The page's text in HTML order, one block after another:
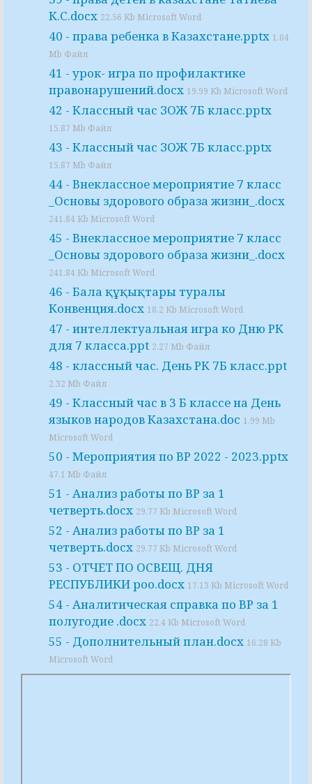
К.С.docx 22.56 Kb Microsoft Word
40 - права ребенка в Казахстане.pptx 1.04
Mb Файл
41 - урок- игра по профилактике
правонарушений.docx 19.99 Kb Microsoft Word
42 - Классный час ЗОЖ 7Б класс.pptx
15.87 Mb Файл
43 - Классный час ЗОЖ 7Б класс.pptx
15.87 Mb Файл
44 - Внеклассное мероприятие 7 класс
_Основы здорового образа жизни_.docx
241.84 Kb Microsoft Word
45 - Внеклассное мероприятие 7 класс
_Основы здорового образа жизни_.docx
241.84 Kb Microsoft Word
46 - Бала құқықтары туралы
Конвенция.docx 18.2 Kb Microsoft Word
47 - интеллектуальная игра ко Дню РК
для 7 класса.ppt 2.27 Mb Файл
48 - классный час. День РК 7Б класс.ppt
2.32 Mb Файл
49 - Классный час в 3 Б классе на День
языков народов Казахстана.doc 1.99 Mb
Microsoft Word
50 - Мероприятия по ВР 2022 - 2023.pptx
47.1 Mb Файл
51 - Анализ работы по ВР за 1
четверть.docx 29.77 Kb Microsoft Word
52 - Анализ работы по ВР за 1
четверть.docx 29.77 Kb Microsoft Word
53 - ОТЧЕТ ПО ОСВЕЩ. ДНЯ
РЕСПУБЛИКИ роо.docx 17.13 Kb Microsoft Word
54 - Аналитическая справка по ВР за 1
полугодие .docx 22.4 Kb Microsoft Word
55 - Дополнительный план.docx 16.28 Kb
Microsoft Word